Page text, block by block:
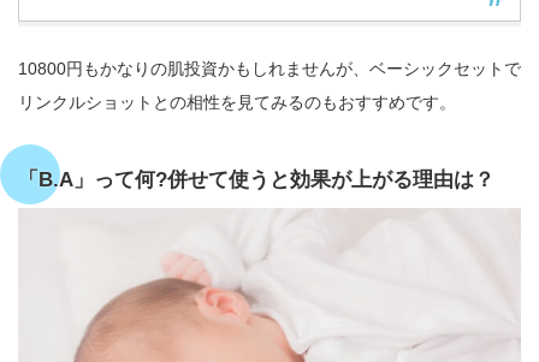
10800円もかなりの肌投資かもしれませんが、ベーシックセットで
リンクルショットとの相性を見てみるのもおすすめです。
「B.A」って何?併せて使うと効果が上がる理由は？